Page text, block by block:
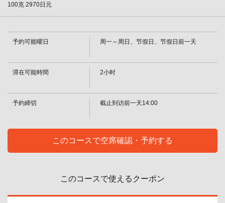
100克 2970日元
予約可能曜日 周一～周日、节假日、节假日前一天
滞在可能時間 2小时
予約締切 截止到访前一天14:00
このコースで空席確認・予約する
このコースで使えるクーポン
ゃぶれんが亭つくば店